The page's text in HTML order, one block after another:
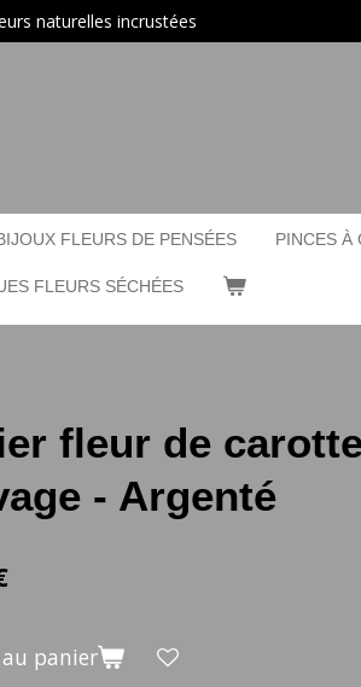
naturelles incrustées
FLEURS DE PENSÉES PINCES À
FLEURS SÉCHÉES
fleur de
- Argenté
panier